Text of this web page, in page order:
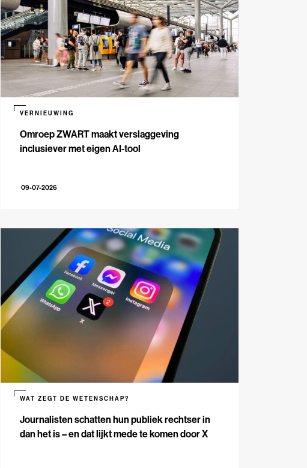
Omroep ZWART maakt verslaggeving
inclusiever met eigen AI-tool
VERNIEUWING
09-07-2026
Journalisten schatten hun publiek rechtser in
dan het is – en dat lijkt mede te komen door X
WAT ZEGT DE WETENSCHAP?